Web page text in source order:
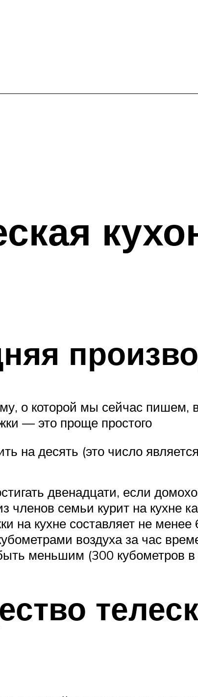
о которой мы сейчас пишем,
— это проще простого
на десять (это число
двенадцати, если
членов семьи курит на кухне
на кухне составляет не
воздуха за час
меньшим (300 кубометров